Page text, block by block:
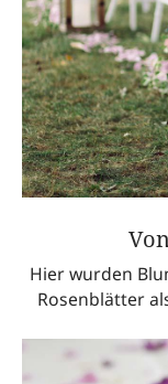
Hier wurden
Rosenblätter